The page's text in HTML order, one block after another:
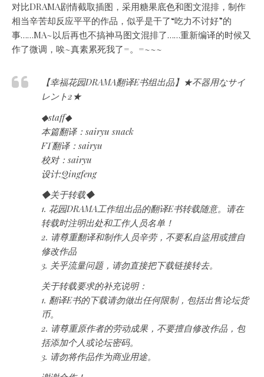
对比DRAMA剧情截取插图，采用糖果底色和图文混排，制作
相当辛苦却反应平平的作品，似乎是干了“吃力不讨好”的
事……MA~以后再也不搞神马图文混排了……重新编译的时候又
作了微调，唉~真素累死我了=。=~~~
【幸福花园DRAMA翻译E书组出品】★不器用なサイ
レント2★
◆staff◆
本篇翻译：sairyu snack
FT翻译：sairyu
校对：sairyu
设计:Qingfeng
◆关于转载◆
1. 花园DRAMA工作组出品的翻译E书转载随意。请在
转载时注明出处和工作人员名单！
2. 请尊重翻译和制作人员辛劳，不要私自盜用或擅自
修改作品
3. 关乎流量问题，请勿直接把下载链接转去。
关于转载要求的补充说明：
1. 翻译E书的下载请勿做出任何限制，包括出售论坛货
币。
2. 请尊重原作者的劳动成果，不要擅自修改作品，包
括添加个人或论坛密码。
3. 请勿将作品作为商业用途。